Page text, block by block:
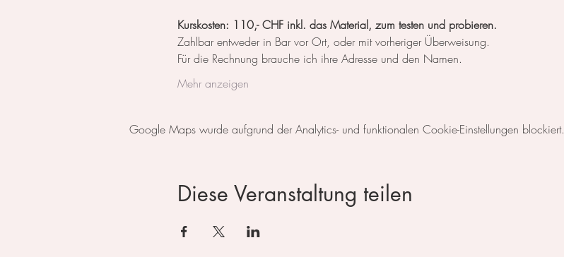
Kurskosten: 110,- CHF inkl. das Material, zum testen und probieren.
Zahlbar entweder in Bar vor Ort, oder mit vorheriger Überweisung.
Für die Rechnung brauche ich ihre Adresse und den Namen.
Mehr anzeigen
Google Maps wurde aufgrund der Analytics- und funktionalen Cookie-Einstellungen blockiert.
Diese Veranstaltung teilen